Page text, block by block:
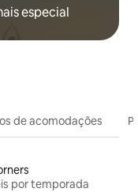
especial
de acomodações
por temporada